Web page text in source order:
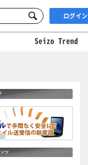
ログイン
Seizo Trend